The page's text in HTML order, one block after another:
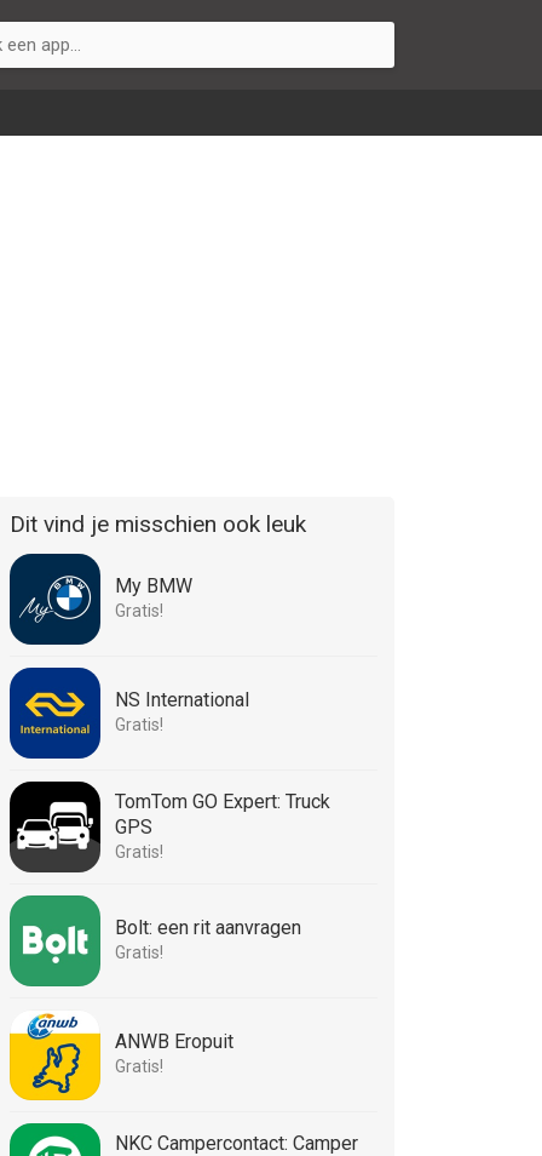
Dit vind je misschien ook leuk
My BMW
Gratis!
NS International
Gratis!
TomTom GO Expert: Truck
GPS
Gratis!
Bolt: een rit aanvragen
Gratis!
ANWB Eropuit
Gratis!
NKC Campercontact: Camper